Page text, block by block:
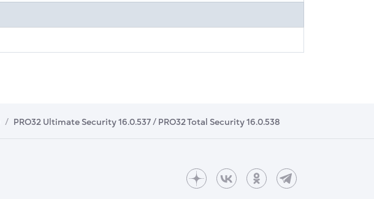
PRO32 Ultimate Security 16.0.537 / PRO32 Total Security 16.0.538